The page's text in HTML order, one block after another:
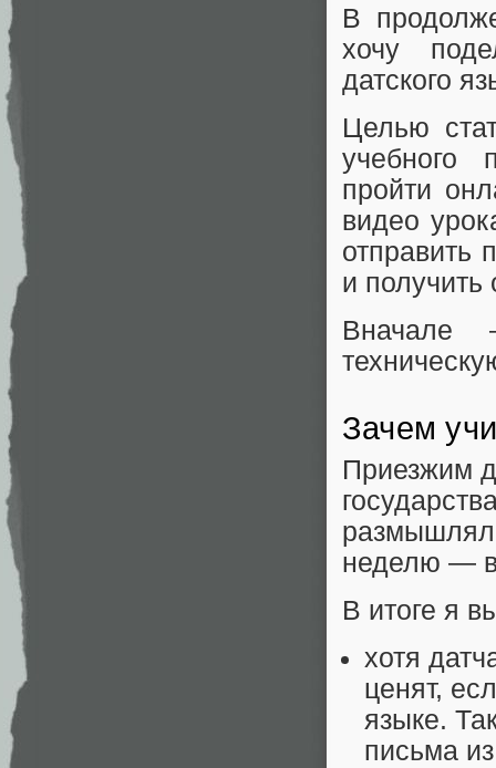
В
хочу
датского
Целью
учебного
пройти
видео
отправить
и получить
Вначале
Зачем
Приезжим
неделю —
В итоге я
хотя
ценят,
языке.
письма